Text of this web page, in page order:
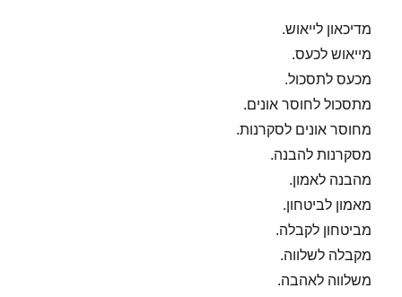
מדיכאון לייאוש.
מייאוש לכעס.
מכעס לתסכול.
מתסכול לחוסר אונים.
מחוסר אונים לסקרנות.
מסקרנות להבנה.
מהבנה לאמון.
מאמון לביטחון.
מביטחון לקבלה.
מקבלה לשלווה.
משלווה לאהבה.